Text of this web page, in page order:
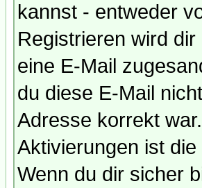
kannst - entweder
Registrieren wird
eine E-Mail
du diese E-Mail
Adresse korrekt
Aktivierungen ist
Wenn du dir sicher